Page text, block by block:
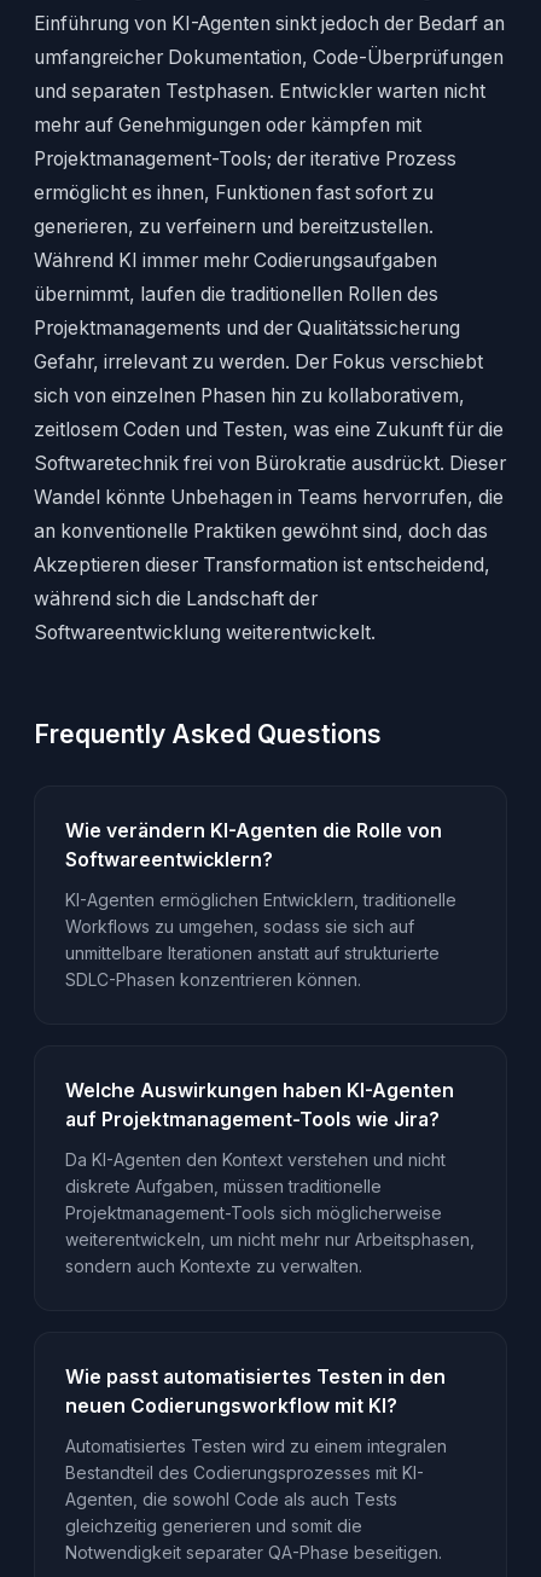
Einführung von KI-Agenten sinkt jedoch der Bedarf an
umfangreicher Dokumentation, Code-Überprüfungen
und separaten Testphasen. Entwickler warten nicht
mehr auf Genehmigungen oder kämpfen mit
Projektmanagement-Tools; der iterative Prozess
ermöglicht es ihnen, Funktionen fast sofort zu
generieren, zu verfeinern und bereitzustellen.
Während KI immer mehr Codierungsaufgaben
übernimmt, laufen die traditionellen Rollen des
Projektmanagements und der Qualitätssicherung
Gefahr, irrelevant zu werden. Der Fokus verschiebt
sich von einzelnen Phasen hin zu kollaborativem,
zeitlosem Coden und Testen, was eine Zukunft für die
Softwaretechnik frei von Bürokratie ausdrückt. Dieser
Wandel könnte Unbehagen in Teams hervorrufen, die
an konventionelle Praktiken gewöhnt sind, doch das
Akzeptieren dieser Transformation ist entscheidend,
während sich die Landschaft der
Softwareentwicklung weiterentwickelt.
Frequently Asked Questions
Wie verändern KI-Agenten die Rolle von
Softwareentwicklern?
KI-Agenten ermöglichen Entwicklern, traditionelle
Workflows zu umgehen, sodass sie sich auf
unmittelbare Iterationen anstatt auf strukturierte
SDLC-Phasen konzentrieren können.
Welche Auswirkungen haben KI-Agenten
auf Projektmanagement-Tools wie Jira?
Da KI-Agenten den Kontext verstehen und nicht
diskrete Aufgaben, müssen traditionelle
Projektmanagement-Tools sich möglicherweise
weiterentwickeln, um nicht mehr nur Arbeitsphasen,
sondern auch Kontexte zu verwalten.
Wie passt automatisiertes Testen in den
neuen Codierungsworkflow mit KI?
Automatisiertes Testen wird zu einem integralen
Bestandteil des Codierungsprozesses mit KI-
Agenten, die sowohl Code als auch Tests
gleichzeitig generieren und somit die
Notwendigkeit separater QA-Phase beseitigen.